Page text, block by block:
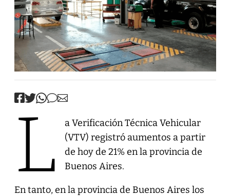
L
a Verificación Técnica Vehicular
(VTV) registró aumentos a partir
de hoy de 21% en la provincia de
Buenos Aires.
En tanto, en la provincia de Buenos Aires los